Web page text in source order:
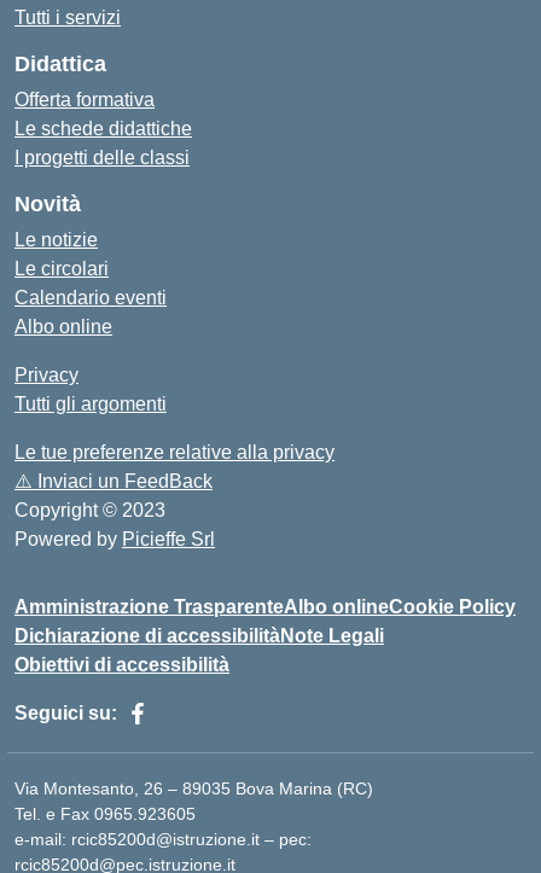
Tutti i servizi
Didattica
Offerta formativa
Le schede didattiche
I progetti delle classi
Novità
Le notizie
Le circolari
Calendario eventi
Albo online
Privacy
Tutti gli argomenti
Le tue preferenze relative alla privacy
⚠️ Inviaci un FeedBack
Copyright © 2023
Powered by Picieffe Srl
Amministrazione TrasparenteAlbo onlineCookie Policy
Dichiarazione di accessibilitàNote Legali
Obiettivi di accessibilità
Seguici su:
Via Montesanto, 26 – 89035 Bova Marina (RC)
Tel. e Fax 0965.923605
e-mail: rcic85200d@istruzione.it – pec:
rcic85200d@pec.istruzione.it